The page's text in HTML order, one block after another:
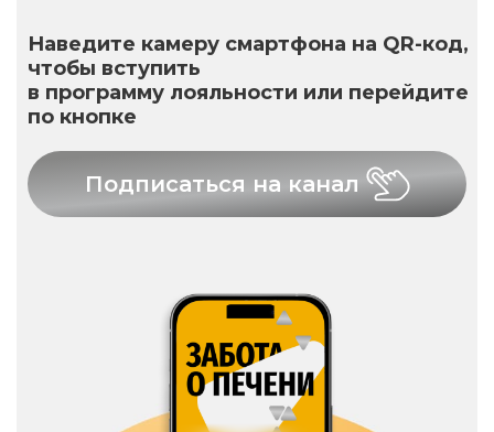
Наведите камеру смартфона на QR-код,
чтобы вступить
в программу лояльности или перейдите
по кнопке
Подписаться на канал